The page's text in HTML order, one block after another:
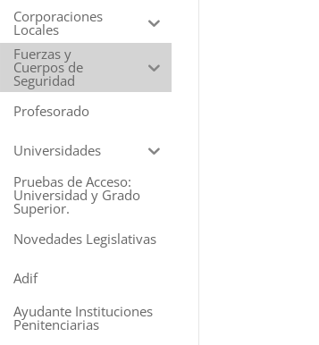
Corporaciones
Locales
Fuerzas y
Cuerpos de
Seguridad
Profesorado
Universidades
Pruebas de Acceso:
Universidad y Grado
Superior.
Novedades Legislativas
Adif
Ayudante Instituciones
Penitenciarias